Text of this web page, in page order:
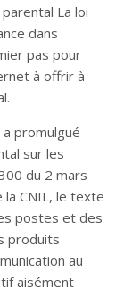
La loi
dans
pas pour
à offrir à
promulgué
sur les
du 2 mars
la CNIL, le texte
postes et des
produits
au
aisément